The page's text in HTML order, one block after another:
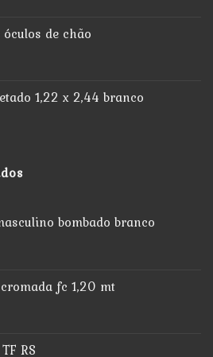
de chão
1,22 x 2,44 branco
bombado branco
fc 1,20 mt
RS